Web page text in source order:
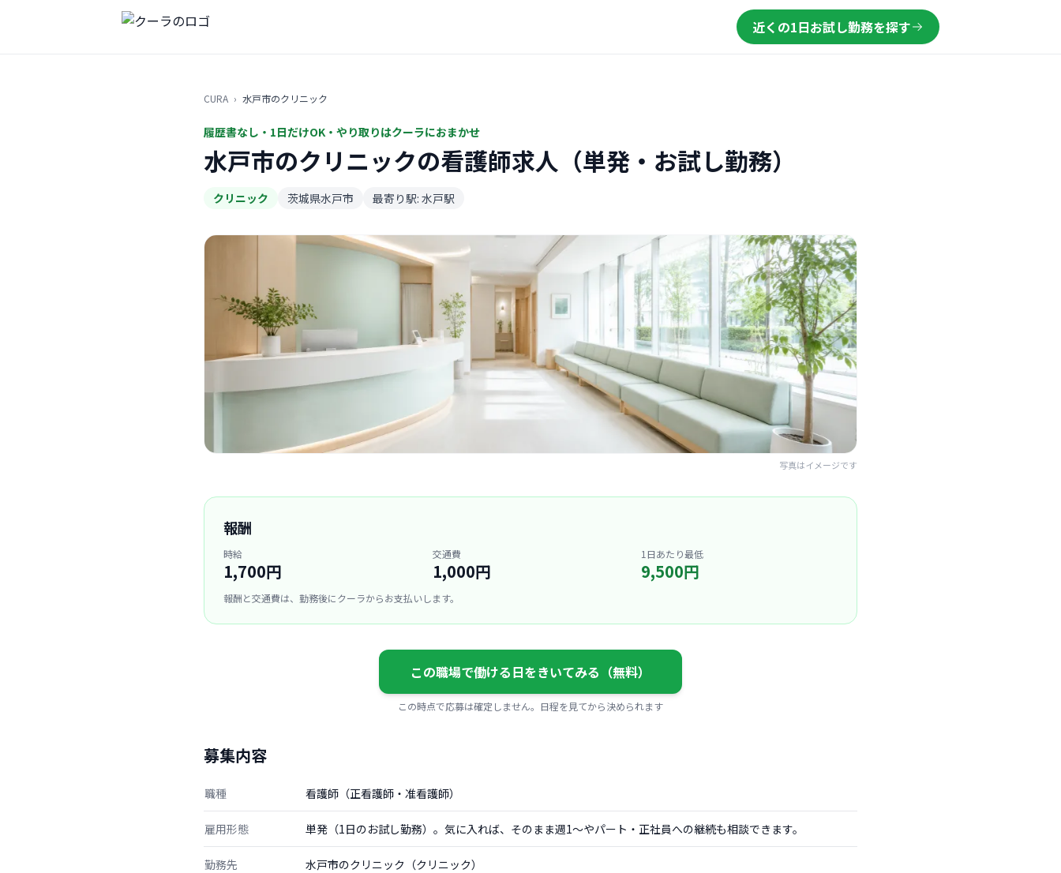
近くの1日お試し勤務を探す
CURA › 水戸市のクリニック
履歴書なし・1日だけOK・やり取りはクーラにおまかせ
水戸市のクリニックの看護師求人（単発・お試し勤務）
クリニック 茨城県水戸市 最寄り駅: 水戸駅
写真はイメージです
報酬
時給
1,700円
交通費
1,000円
1日あたり最低
9,500円
報酬と交通費は、勤務後にクーラからお支払いします。
この職場で働ける日をきいてみる（無料）
この時点で応募は確定しません。日程を見てから決められます
募集内容
職種 看護師（正看護師・准看護師）
雇用形態 単発（1日のお試し勤務）。気に入れば、そのまま週1〜やパート・正社員への継続も相談できます。
勤務先 水戸市のクリニック（クリニック）